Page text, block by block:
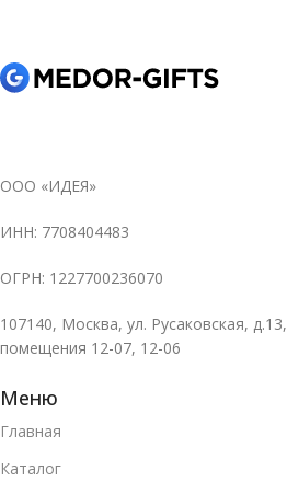
ООО «ИДЕЯ»
ИНН: 7708404483
ОГРН: 1227700236070
107140, Москва, ул. Русаковская, д.13,
помещения 12-07, 12-06
Меню
Главная
Каталог